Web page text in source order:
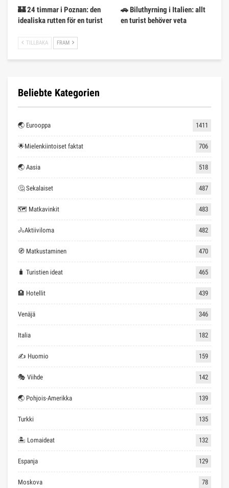
🏰 24 timmar i Poznan: den
idealiska rutten för en turist
🚗 Biluthyrning i Italien: allt
en turist behöver veta
TILLBAKA FRAM
Beliebte Kategorien
🌏 Eurooppa 1411
🌟Mielenkiintoiset faktat 706
🌏 Aasia 518
🤔 Sekalaiset 487
🗺 Matkavinkit 483
🚴Aktiiviloma 482
🧭 Matkustaminen 470
🧳 Turistien ideat 465
🏨 Hotellit 439
Venäjä 346
Italia 182
✍ Huomio 159
🎭 Viihde 142
🌏 Pohjois-Amerikka 139
Turkki 135
🏝 Lomaideat 132
Espanja 129
Moskova 78